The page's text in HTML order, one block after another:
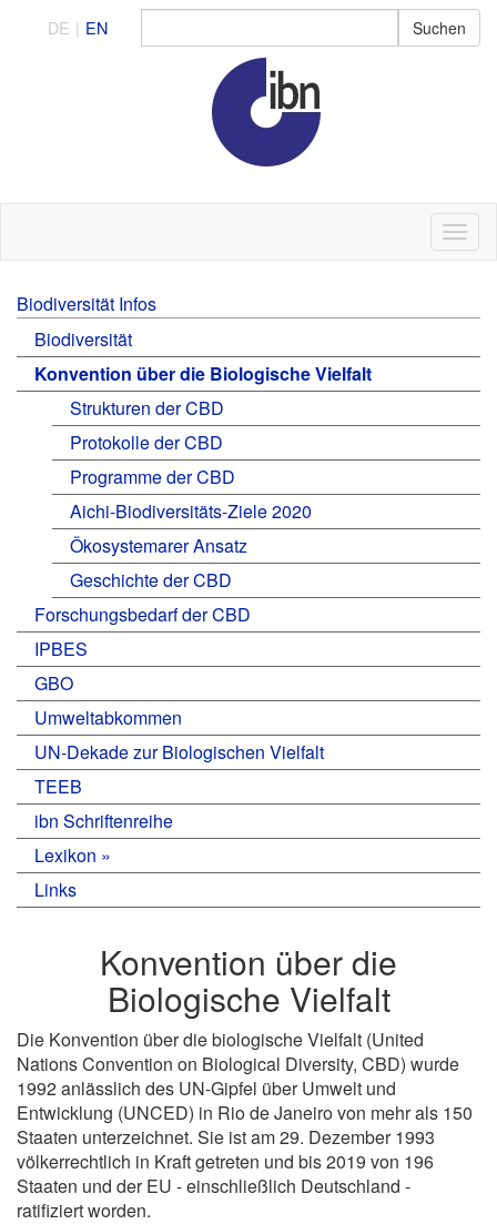
EN
DE
Biodiversität Infos
Biodiversität
Konvention über die Biologische Vielfalt
Strukturen der CBD
Protokolle der CBD
Programme der CBD
Aichi-Biodiversitäts-Ziele 2020
Ökosystemarer Ansatz
Geschichte der CBD
Forschungsbedarf der CBD
IPBES
GBO
Umweltabkommen
UN-Dekade zur Biologischen Vielfalt
TEEB
ibn Schriftenreihe
Lexikon
Links
Konvention über die
Biologische Vielfalt
Die Konvention über die biologische Vielfalt (United
Nations Convention on Biological Diversity, CBD) wurde
1992 anlässlich des UN-Gipfel über Umwelt und
Entwicklung (UNCED) in Rio de Janeiro von mehr als 150
Staaten unterzeichnet. Sie ist am 29. Dezember 1993
völkerrechtlich in Kraft getreten und bis 2019 von 196
Staaten und der EU - einschließlich Deutschland -
ratifiziert worden.